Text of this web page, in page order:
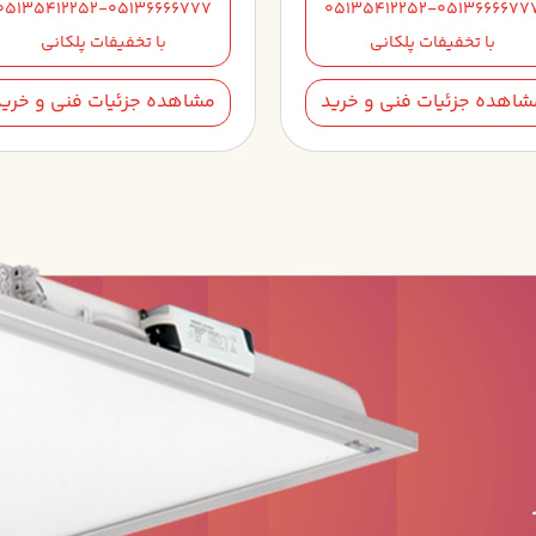
05135412252-
با تخفیفات پلکانی
جزئیات فنی و خرید
05136666777
با تخفیفات پلکانی
مشاهده جزئیات فنی و